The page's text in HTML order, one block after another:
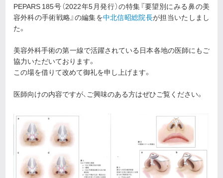
PEPARS 185号（2022年5月発行）の特集『要望別にみる鼻の美
容外科の手術戦略』の編集を中北信昭総院長が担当いたしまし
た。
美容外科手術の第一線で活躍されている日本各地の医師にもご
協力いただいております。
この場を借りて改めて御礼を申し上げます。
医師向けの内容ですが、ご興味のある方はぜひご覧ください。